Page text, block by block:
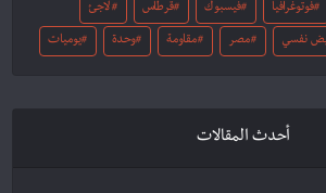
فوتوغرافيا فيسبوك قرطاس لاجئ
نفسي مصر مقاومة وحدة يوميات
أحدث المقالات